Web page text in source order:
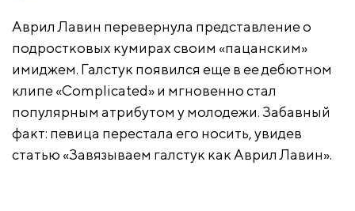
Аврил Лавин перевернула представление о
подростковых кумирах своим «пацанским»
имиджем. Галстук появился еще в ее дебютном
клипе «Complicated» и мгновенно стал
популярным атрибутом у молодежи. Забавный
факт: певица перестала его носить, увидев
статью «Завязываем галстук как Аврил Лавин».